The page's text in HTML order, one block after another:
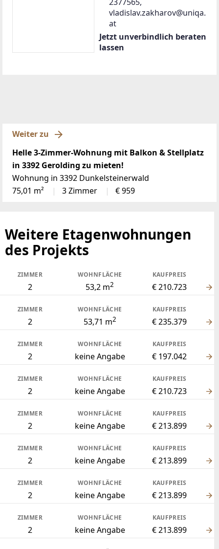
vladislav.zakharov@uniqa.
at
Jetzt unverbindlich beraten
lassen
Weiter zu
Helle 3-Zimmer-Wohnung mit Balkon & Stellplatz
in 3392 Gerolding zu mieten!
Wohnung in 3392 Dunkelsteinerwald
75,01 m²
3 Zimmer € 959
Weitere Etagenwohnungen
des Projekts
ZIMMER
2
WOHNFLÄCHE
53,2 m2
KAUFPREIS
€ 210.723
ZIMMER
2
WOHNFLÄCHE
53,71 m2
KAUFPREIS
€ 235.379
ZIMMER
2
WOHNFLÄCHE
keine Angabe
KAUFPREIS
€ 197.042
ZIMMER
2
WOHNFLÄCHE
keine Angabe
KAUFPREIS
€ 210.723
ZIMMER
2
WOHNFLÄCHE
keine Angabe
KAUFPREIS
€ 213.899
ZIMMER
2
WOHNFLÄCHE
keine Angabe
KAUFPREIS
€ 213.899
ZIMMER
2
WOHNFLÄCHE
keine Angabe
KAUFPREIS
€ 213.899
ZIMMER
2
WOHNFLÄCHE
keine Angabe
KAUFPREIS
€ 213.899